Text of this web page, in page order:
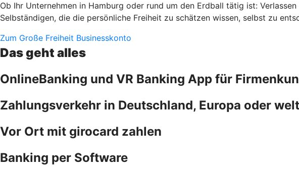
Ob Ihr Unternehmen in Hamburg oder rund um den Erdball tätig ist:
Selbständigen, die die persönliche Freiheit zu schätzen wissen, selbst zu
Zum Große Freiheit Businesskonto
Das geht alles
OnlineBanking und VR Banking App für
Zahlungsverkehr in Deutschland, Europa oder
Vor Ort mit girocard zahlen
Banking per Software